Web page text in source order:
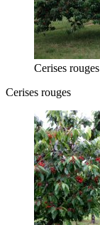
Cerises rouges
Cerises rouges